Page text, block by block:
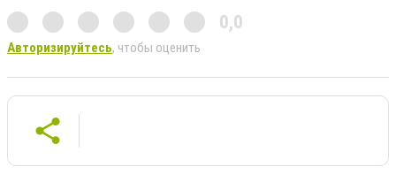
0,0
Авторизируйтесь, чтобы оценить